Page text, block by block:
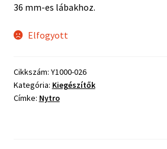
36 mm-es lábakhoz.
Elfogyott
Cikkszám: Y1000-026
Kategória: Kiegészítők
Címke: Nytro